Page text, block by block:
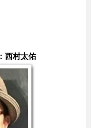
西村太佑